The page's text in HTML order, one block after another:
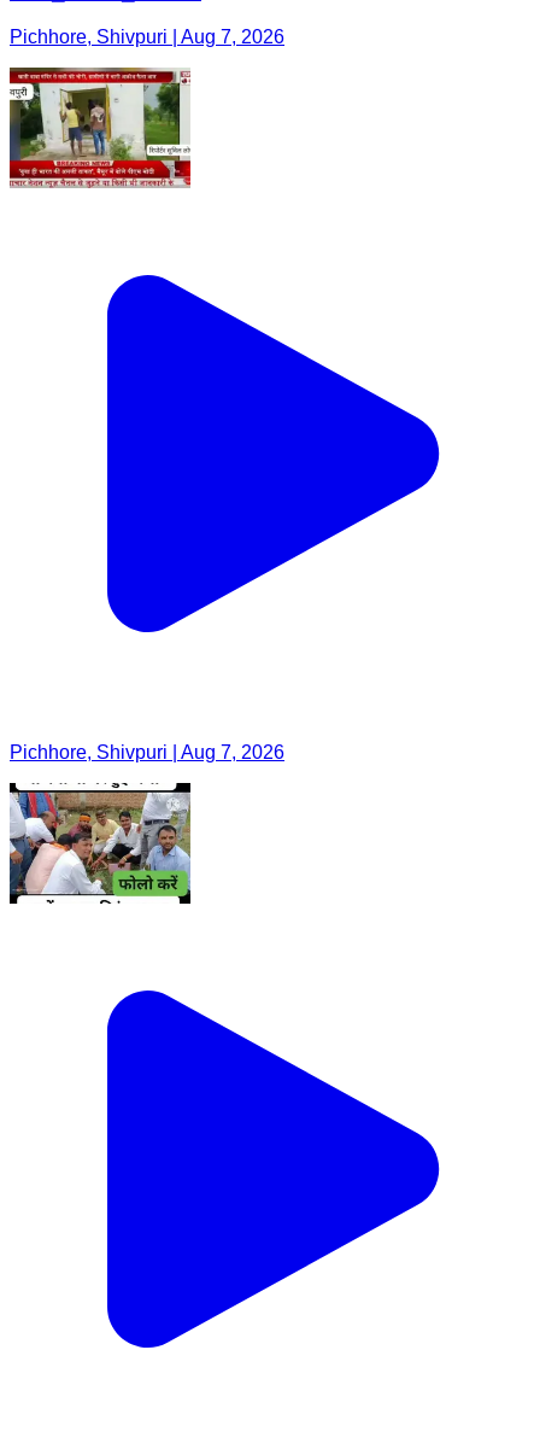
Pichhore, Shivpuri | Aug 7, 2026
Pichhore, Shivpuri | Aug 7, 2026